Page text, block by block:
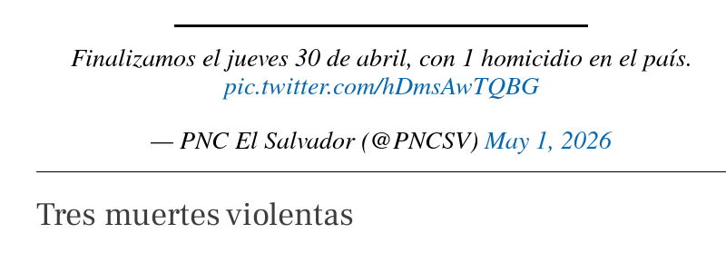
Finalizamos el jueves 30 de abril, con 1 homicidio en el país.
pic.twitter.com/hDmsAwTQBG
— PNC El Salvador (@PNCSV)May 1, 2026
Tres muertes violentas